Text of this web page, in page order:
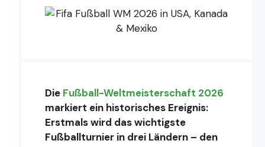
Die Fußball-Weltmeisterschaft 2026
markiert ein historisches Ereignis:
Erstmals wird das wichtigste
Fußballturnier in drei Ländern – den